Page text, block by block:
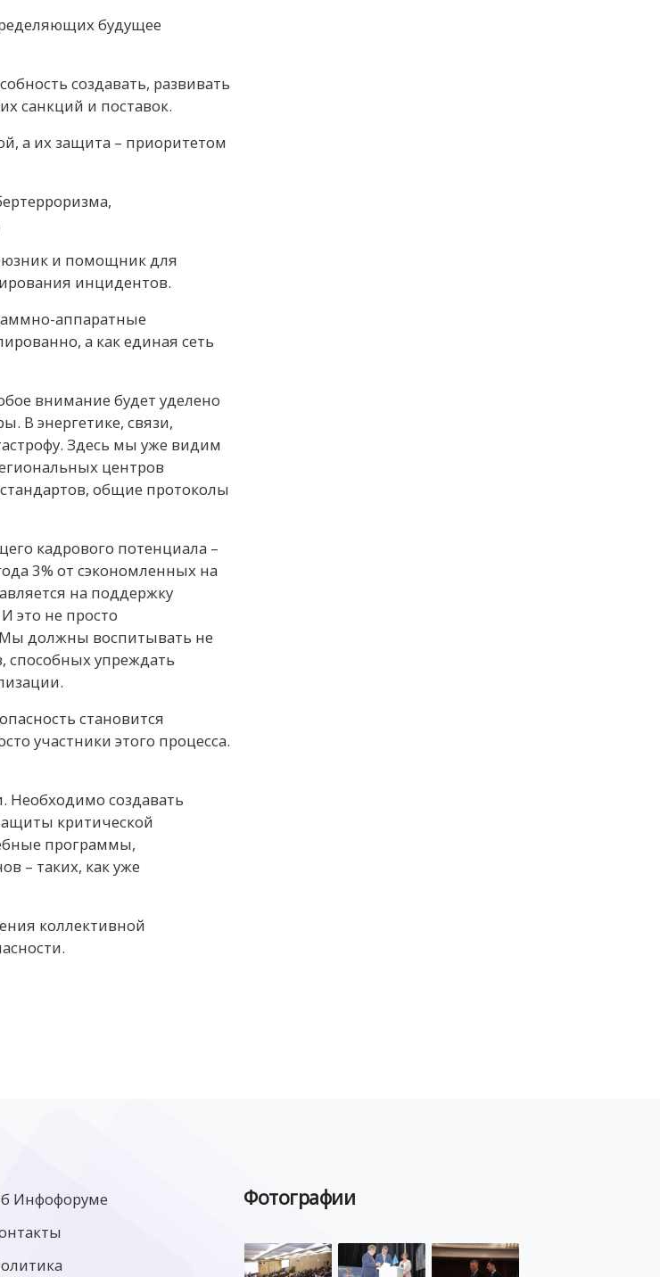
будущее
создавать, развивать
санкций и поставок.
а их защита – приоритетом
и помощник для
инцидентов.
аппаратные
а как единая сеть
внимание будет уделено
В энергетике, связи,
Здесь мы уже видим
центров
общие протоколы
кадрового потенциала –
3% от сэкономленных на
на поддержку
это не просто
Мы должны воспитывать не
способных упреждать
становится
участники этого процесса.
Необходимо создавать
критической
программы,
– таких, как уже
коллективной
Инфофоруме
Фотографии